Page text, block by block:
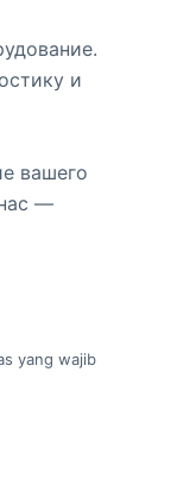
и
вашего
—
yang wajib